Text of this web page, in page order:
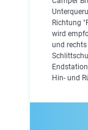
Richtung
wird
und
Hin- und